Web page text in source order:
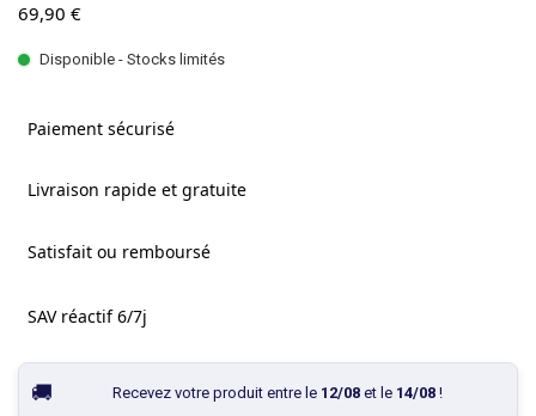
69,90 €
Disponible - Stocks limités
Paiement sécurisé
Livraison rapide et gratuite
Satisfait ou remboursé
SAV réactif 6/7j
Recevez votre produit entre le 12/08et le 14/08!